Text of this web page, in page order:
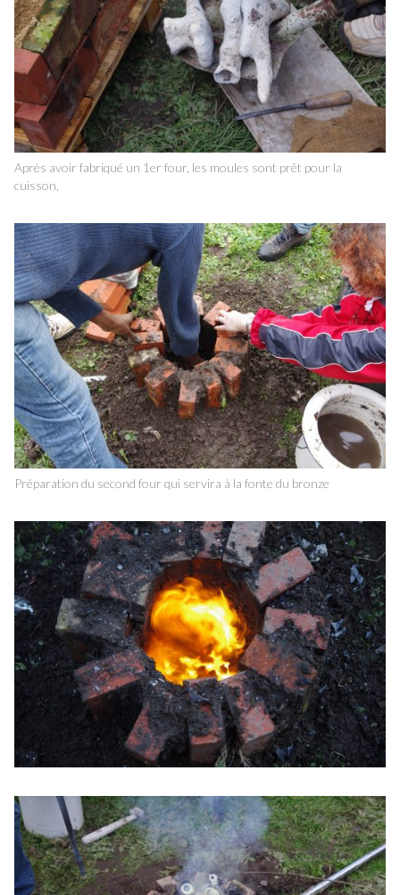
Après avoir fabriqué un 1er four, les moules sont prêt pour la
cuisson,
Préparation du second four qui servira à la fonte du bronze